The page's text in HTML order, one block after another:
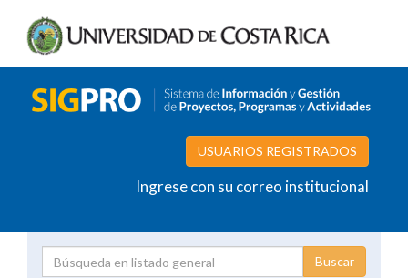
USUARIOS REGISTRADOS
Ingrese con su correo institucional